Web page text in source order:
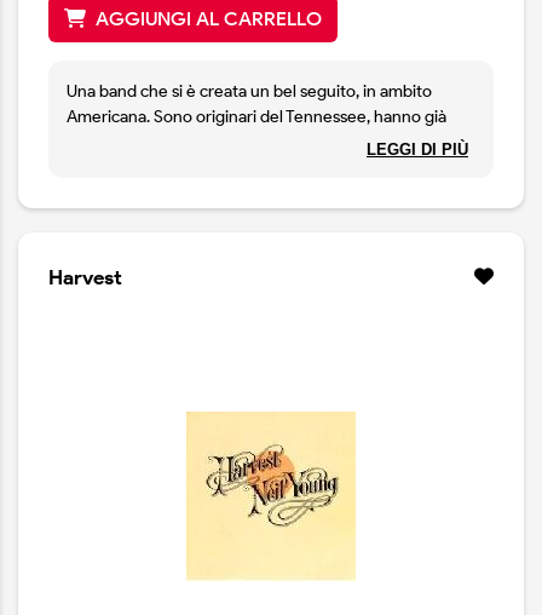
AGGIUNGI AL CARRELLO
Una band che si è creata un bel seguito, in ambito
Americana. Sono originari del Tennessee, hanno già
quattro dischi alle spalle. Non si tratta di un disco
Un disco che mostra la bravura del gruppo, in cui il
LEGGI DI PIÙ
Harvest